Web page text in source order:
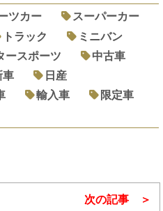
ツカー
スーパーカー
トラック
ミニバン
ースポーツ
中古車
車
日産
輸入車
限定車
次の記事